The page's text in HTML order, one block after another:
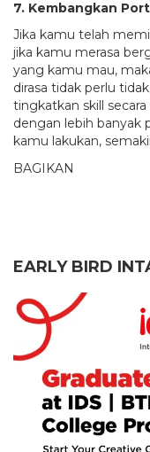
7. Kembangkan
Jika kamu telah
jika kamu merasa
yang kamu mau,
dirasa tidak perlu
tingkatkan skill
dengan lebih banyak
kamu lakukan,
BAGIKAN
EARLY BIRD